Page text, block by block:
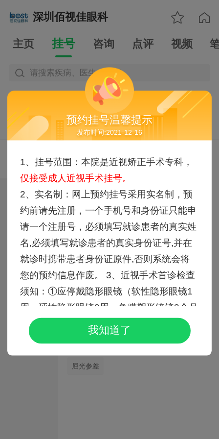
深圳佰视佳眼科  
主页 挂号 咨询 点评 视频
请搜索疾病、医生、科室
院内指南| 预约规则 诊前咨询
预约挂号温馨提示
发布时间:2021-12-16
1、挂号范围：本院是近视矫正手术专科，
仅接受成人近视手术挂号。
2、实名制：网上预约挂号采用实名制，预
约前请先注册，一个手机号和身份证只能申
请一个注册号，必须填写就诊患者的真实姓
名,必须填写就诊患者的真实身份证号,并在
就诊时携带患者身份证原件,否则系统会将
您的预约信息作废。 3、近视手术首诊检查
须知：①应停戴隐形眼镜（软性隐形眼镜1
周，硬性隐形眼镜3周，角膜塑形镜镜3个月
以上）；②术前检查时需要散瞳，4-6小时
瞳孔才能恢复正常，请来检查前安排好自己
的事情；③检查需要人陪同，不要自己驾车
来诊，因散瞳后不能自驾车，以免给您造成
我知道了
医院近期在本平台暂无放号，以下信息仅供参考

近视 屈光不正
屈光参差
德国蔡司全飞秒
EVO ICL晶体植入
近视 屈光不正 散光 远视
屈光参差
德国蔡司半飞秒
近视 屈光不正 散光 远视
屈光参差